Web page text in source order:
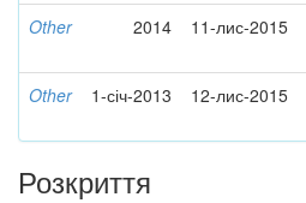
Other 2014 11-лис-2015
Other 1-січ-2013 12-лис-2015
Розкриття